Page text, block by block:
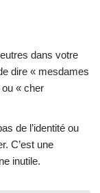
dans votre
dire « mesdames
« cher
de l’identité ou
C’est une
inutile.